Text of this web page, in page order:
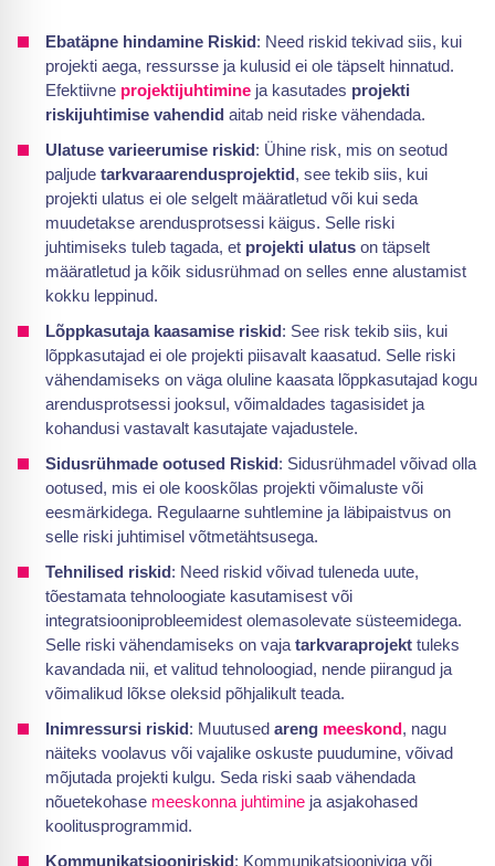
Ebatäpne hindamine Riskid: Need riskid tekivad siis, kui
projekti aega, ressursse ja kulusid ei ole täpselt hinnatud.
Efektiivne projektijuhtimine ja kasutades projekti
riskijuhtimise vahendid aitab neid riske vähendada.
Ulatuse varieerumise riskid: Ühine risk, mis on seotud
paljude tarkvaraarendusprojektid, see tekib siis, kui
projekti ulatus ei ole selgelt määratletud või kui seda
muudetakse arendusprotsessi käigus. Selle riski
juhtimiseks tuleb tagada, et projekti ulatus on täpselt
määratletud ja kõik sidusrühmad on selles enne alustamist
kokku leppinud.
Lõppkasutaja kaasamise riskid: See risk tekib siis, kui
lõppkasutajad ei ole projekti piisavalt kaasatud. Selle riski
vähendamiseks on väga oluline kaasata lõppkasutajad kogu
arendusprotsessi jooksul, võimaldades tagasisidet ja
kohandusi vastavalt kasutajate vajadustele.
Sidusrühmade ootused Riskid: Sidusrühmadel võivad olla
ootused, mis ei ole kooskõlas projekti võimaluste või
eesmärkidega. Regulaarne suhtlemine ja läbipaistvus on
selle riski juhtimisel võtmetähtsusega.
Tehnilised riskid: Need riskid võivad tuleneda uute,
tõestamata tehnoloogiate kasutamisest või
integratsiooniprobleemidest olemasolevate süsteemidega.
Selle riski vähendamiseks on vaja tarkvaraprojekt tuleks
kavandada nii, et valitud tehnoloogiad, nende piirangud ja
võimalikud lõkse oleksid põhjalikult teada.
Inimressursi riskid: Muutused areng meeskond, nagu
näiteks voolavus või vajalike oskuste puudumine, võivad
mõjutada projekti kulgu. Seda riski saab vähendada
nõuetekohase meeskonna juhtimine ja asjakohased
koolitusprogrammid.
Kommunikatsiooniriskid: Kommunikatsiooniviga või